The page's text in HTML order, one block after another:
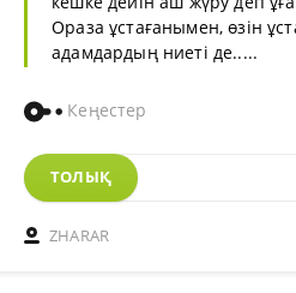
Ораза ұстағанымен, өзін
адамдардың ниеті де.....
Кеңестер
ТОЛЫҚ
ZHARAR